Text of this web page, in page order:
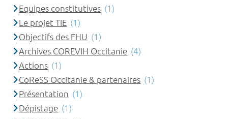
Equipes constitutives (1)
Le projet TIE (1)
Objectifs des FHU (1)
Archives COREVIH Occitanie (4)
Actions (1)
CoReSS Occitanie & partenaires (1)
Présentation (1)
Dépistage (1)